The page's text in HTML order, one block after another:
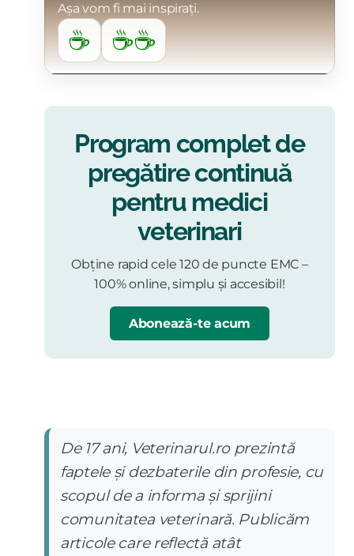
Așa vom fi mai inspirați.
☕ ☕☕
Program complet de
pregătire continuă
pentru medici
veterinari
Obține rapid cele 120 de puncte EMC –
100% online, simplu și accesibil!
Abonează-te acum
De 17 ani, Veterinarul.ro prezintă
faptele și dezbaterile din profesie, cu
scopul de a informa și sprijini
comunitatea veterinară. Publicăm
articole care reflectă atât